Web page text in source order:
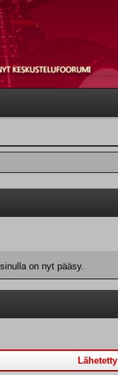
on nyt pääsy.
Lähetetty